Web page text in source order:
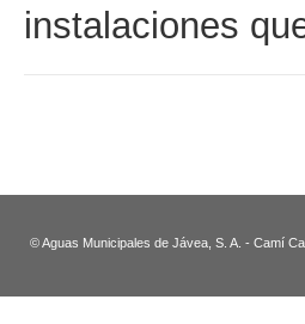
instalaciones
© Aguas Municipales de Jávea, S. A. - Camí